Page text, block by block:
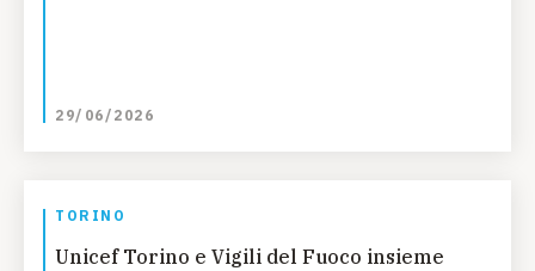
29/06/2026
TORINO
Unicef Torino e Vigili del Fuoco insieme